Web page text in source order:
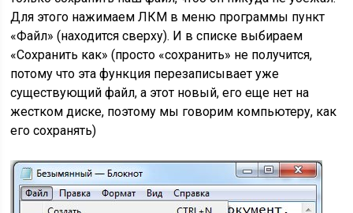
Для этого нажимаем ЛКМ в меню программы пункт
«Файл» (находится сверху). И в списке выбираем
«Сохранить как» (просто «сохранить» не получится,
потому что эта функция перезаписывает уже
существующий файл, а этот новый, его еще нет на
жестком диске, поэтому мы говорим компьютеру, как
его сохранять)